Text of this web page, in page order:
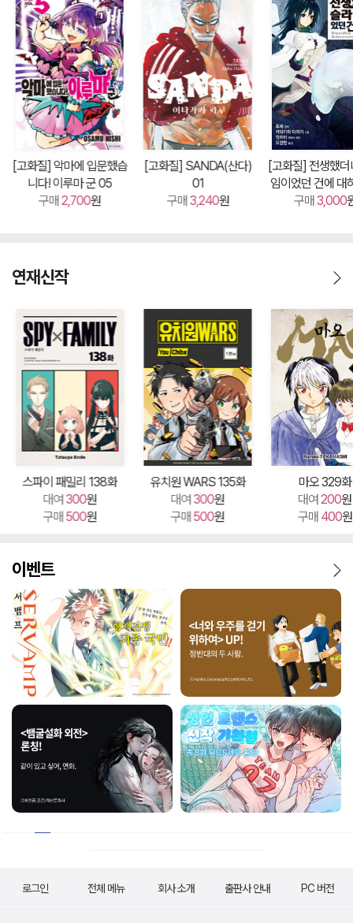
[고화질] 악마에 입문했습
니다! 이루마 군 05
구매2,700원
[고화질] SANDA(산다)
01
구매3,240원
[고화질] 전생했더
임이었던 건에 대
믹스) 01
구매3,000
연재신작
스파이 패밀리 138화
대여300원
구매 500원
유치원 WARS 135화
대여300원
구매 500원
마오 329화
대여 200원
구매 400원
이벤트
로그인 전체 메뉴 회사 소개 출판사 안내 PC 버전